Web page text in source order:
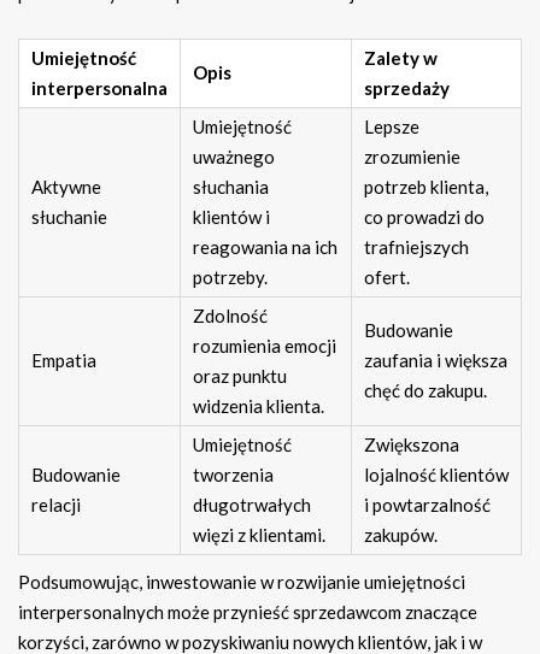
Umiejętność
interpersonalna
Opis
Zalety w
sprzedaży
Aktywne
słuchanie
Umiejętność
uważnego
słuchania
klientów i
reagowania na ich
potrzeby.
Lepsze
zrozumienie
potrzeb klienta,
co prowadzi do
trafniejszych
ofert.
Empatia
Zdolność
rozumienia emocji
oraz punktu
widzenia klienta.
Budowanie
zaufania i większa
chęć do zakupu.
Budowanie
relacji
Umiejętność
tworzenia
długotrwałych
więzi z klientami.
Zwiększona
lojalność klientów
i powtarzalność
zakupów.
Podsumowując, inwestowanie w rozwijanie umiejętności
interpersonalnych może przynieść sprzedawcom znaczące
korzyści, zarówno w pozyskiwaniu nowych klientów, jak i w